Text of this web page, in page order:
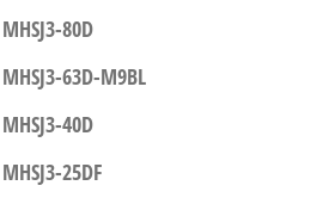
MHSJ3-80D
MHSJ3-63D-M9BL
MHSJ3-40D
MHSJ3-25DF